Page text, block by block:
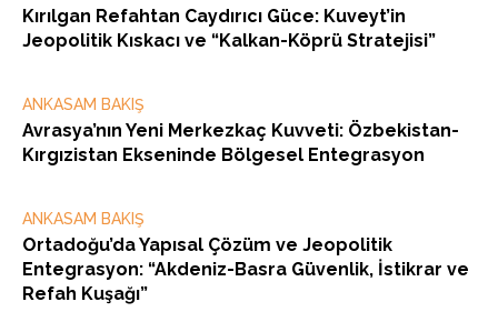
Kırılgan Refahtan Caydırıcı Güce: Kuveyt’in
Jeopolitik Kıskacı ve “Kalkan-Köprü Stratejisi”
ANKASAM BAKIŞ
Avrasya’nın Yeni Merkezkaç Kuvveti: Özbekistan-
Kırgızistan Ekseninde Bölgesel Entegrasyon
ANKASAM BAKIŞ
Ortadoğu’da Yapısal Çözüm ve Jeopolitik
Entegrasyon: “Akdeniz-Basra Güvenlik, İstikrar ve
Refah Kuşağı”